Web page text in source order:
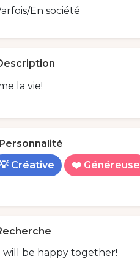
En société
la vie!
Personnalité
Créative
❤️ Généreuse
will be happy together!